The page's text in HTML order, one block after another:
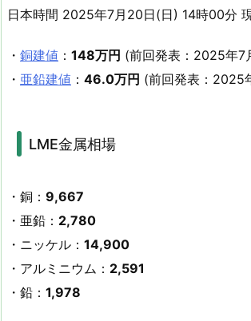
日本時間 2025年7月20日(日) 14時00分
・ 銅建値 ： 148万円 (前回発表：2025年7
・ 亜鉛建値 ： 46.0万円 (前回発表：2025
LME金属相場
・銅： 9,667
・亜鉛： 2,780
・ニッケル： 14,900
・アルミニウム： 2,591
・鉛： 1,978